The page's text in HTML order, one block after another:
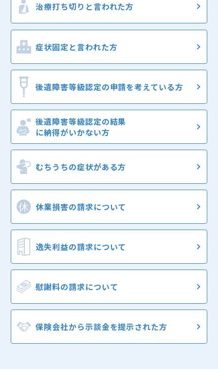
治療打ち切りと言われた方
症状固定と言われた方
後遺障害等級認定の申請を考えている方
後遺障害等級認定の結果
に納得がいかない方
むちうちの症状がある方
休業損害の請求について
逸失利益の請求について
慰謝料の請求について
保険会社から示談金を提示された方